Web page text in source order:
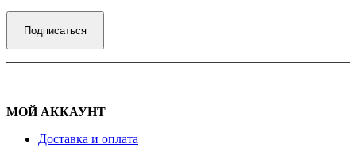
МОЙ АККАУНТ
Доставка и оплата